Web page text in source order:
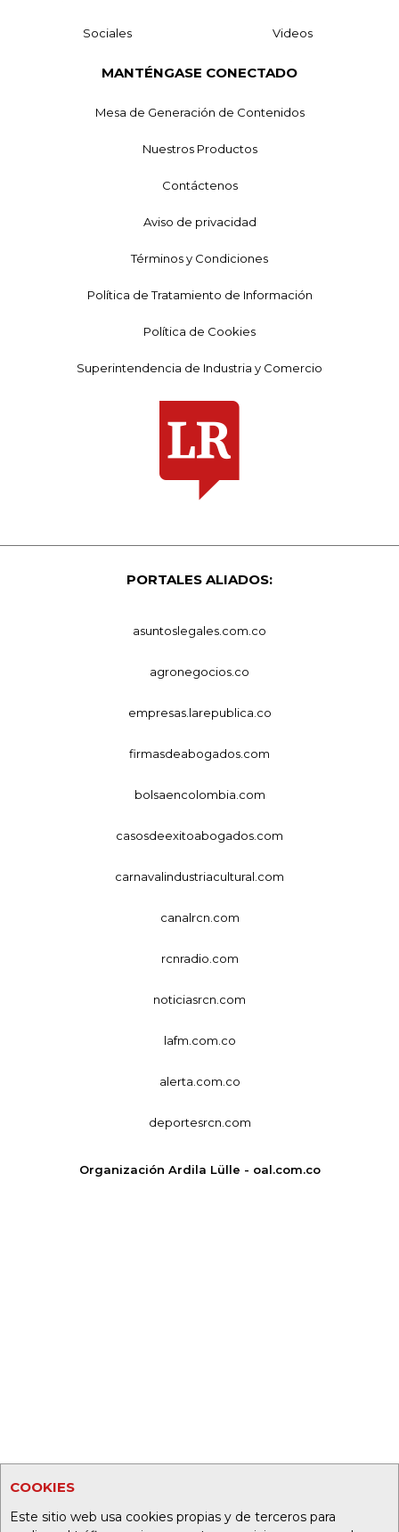
COOKIES
Este sitio web usa cookies propias y de terceros para
Sociales Videos
MANTÉNGASE CONECTADO
Mesa de Generación de Contenidos
Nuestros Productos
Contáctenos
Aviso de privacidad
Términos y Condiciones
Política de Tratamiento de Información
Política de Cookies
Superintendencia de Industria y Comercio
PORTALES ALIADOS:
asuntoslegales.com.co
agronegocios.co
empresas.larepublica.co
firmasdeabogados.com
bolsaencolombia.com
casosdeexitoabogados.com
carnavalindustriacultural.com
canalrcn.com
rcnradio.com
noticiasrcn.com
lafm.com.co
alerta.com.co
deportesrcn.com
Organización Ardila Lülle - oal.com.co